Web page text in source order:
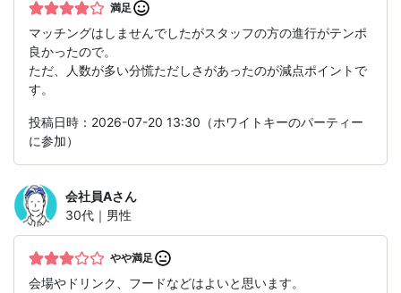
満足
マッチングはしませんでしたがスタッフの方の進行がテンポ
良かったので。
ただ、人数が多い分慌ただしさがあったのが減点ポイントで
す。
投稿日時：2026-07-20 13:30（ホワイトキーのパーティー
に参加）
会社員Aさん
30代｜男性
やや満足
会場やドリンク、フードなどはよいと思います。